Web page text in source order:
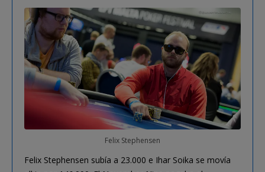
Felix Stephensen
Felix Stephensen subía a 23.000 e Ihar Soika se movía